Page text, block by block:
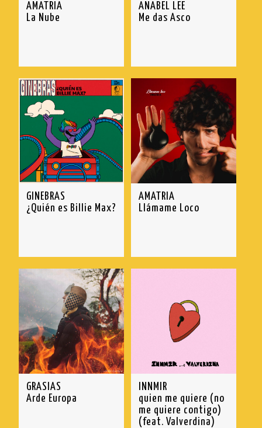
AMATRIA
La Nube
ANABEL LEE
Me das Asco
GINEBRAS
¿Quién es Billie Max?
AMATRIA
Llámame Loco
GRASIAS
Arde Europa
INNMIR
quien me quiere (no
me quiere contigo)
(feat. Valverdina)